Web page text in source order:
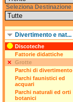
Seleziona Destinazione
Divertimento e nat...
Discoteche
Fattorie didattiche
Grotte
Parchi di divertimento
Parchi faunistici ed
acquari
Parchi naturali ed orti
botanici